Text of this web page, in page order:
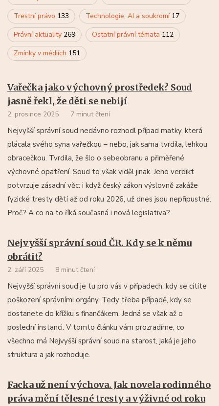
Trestní právo 133 Technologie, AI a soukromí 17
Právní aktuality 269 Ostatní právní témata 112
Zmínky v médiích 151
Vařečka jako výchovný prostředek? Soud
jasně řekl, že děti se nebijí
2. prosince 2025 7 minut čtení
Nejvyšší správní soud nedávno rozhodl případ matky, která
plácala svého syna vařečkou – nebo, jak sama tvrdila, lehkou
obracečkou. Tvrdila, že šlo o sebeobranu a přiměřené
výchovné opatření. Soud to však viděl jinak. Jeho verdikt
potvrzuje zásadní věc: i když český zákon výslovně zakáže
fyzické tresty dětí až od roku 2026, už dnes jsou nepřípustné.
Proč? A co na to říká současná i nová legislativa?
Nejvyšší správní soud ČR. Kdy se k němu
obrátit?
2. září 2025 8 minut čtení
Nejvyšší správní soud je tu pro vás v případech, kdy se cítíte
poškození správními orgány. Tedy třeba případě, kdy se
dostanete do křížku s finančákem. Jedná se však až o
poslední instanci. V tomto článku vám prozradíme, co
všechno má Nejvyšší správní soud na starost, jaká je jeho
struktura a jak rozhoduje.
Facka už není výchova. Jak novela rodinného
práva mění tělesné tresty a výživné od roku